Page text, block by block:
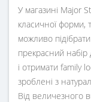
У магазині Major
класичної форми,
можливо підібрати
прекрасний
і отримати family
зроблені з
Від величезного